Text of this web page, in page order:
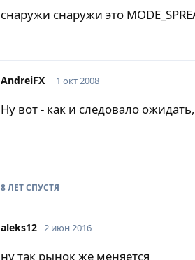
снаружи снаружи это
AndreiFX_ 1 окт 2008
Ну вот - как и следовало
8 ЛЕТСПУСТЯ
aleks12 2 июн 2016
ну так рынок же меняется